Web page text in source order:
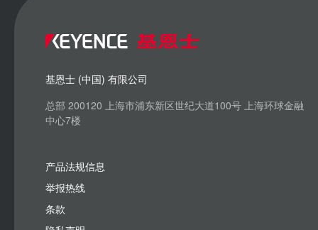
基恩士 (中国) 有限公司
总部 200120 上海市浦东新区世纪大道100号 上海环球金融
中心7楼
产品法规信息
举报热线
条款